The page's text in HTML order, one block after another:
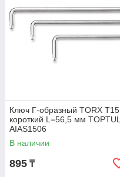
Ключ Г-образный TORX T15,
короткий L=56,5 мм TOPTUL
AIAS1506
В наличии
895 ₸